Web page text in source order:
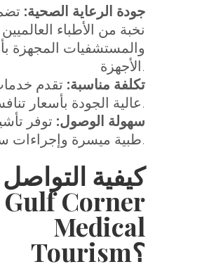
جودة الرعاية الصحية:
نخبة من الأطباء العالميين
والمستشفيات المجهزة
الأجهزة.
تكلفة مناسبة: تقدم
عالية الجودة بأسعار تنافسية.
سهولة الوصول: توفر
طبية ميسرة وإجراءات سريعة.
كيفية
Gulf Corner
Medical
Tourism؟